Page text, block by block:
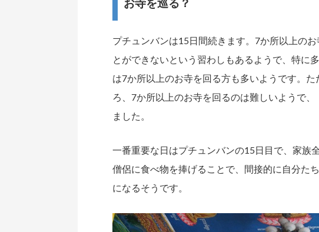
お寺を巡る？
プチュンバンは15日間続きます。7か所以上の
とができないという習わしもあるようで、特に
は7か所以上のお寺を回る方も多いようです。
ろ、7か所以上のお寺を回るのは難しいようで
ました。
一番重要な日はプチュンバンの15日目で、家族
僧侶に食べ物を捧げることで、間接的に自分た
になるそうです。